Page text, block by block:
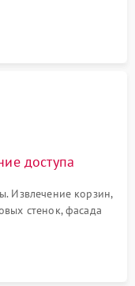
вращения
системы защиты
доступа
Извлечение корзин,
стенок, фасада
помпе.